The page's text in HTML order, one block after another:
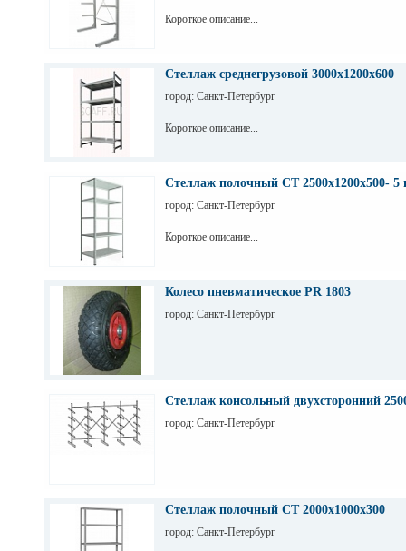
Короткое описание...
Стеллаж среднегрузовой 3000х1200х600
город: Санкт-Петербург
Короткое описание...
Стеллаж полочный СТ 2500х1200х500- 5
город: Санкт-Петербург
Короткое описание...
Колесо пневматическое PR 1803
город: Санкт-Петербург
Стеллаж консольный двухсторонний
город: Санкт-Петербург
Стеллаж полочный СТ 2000х1000х300
город: Санкт-Петербург